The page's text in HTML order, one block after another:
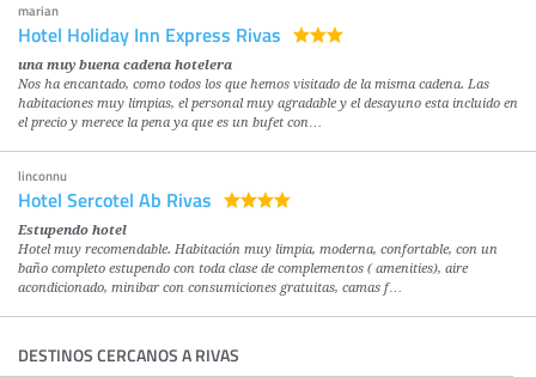
marian
Hotel Holiday Inn Express Rivas
una muy buena cadena hotelera
Nos ha encantado, como todos los que hemos visitado de la misma cadena. Las
habitaciones muy limpias, el personal muy agradable y el desayuno esta incluido en
el precio y merece la pena ya que es un bufet con…
linconnu
Hotel Sercotel Ab Rivas
Estupendo hotel
Hotel muy recomendable. Habitación muy limpia, moderna, confortable, con un
baño completo estupendo con toda clase de complementos ( amenities), aire
acondicionado, minibar con consumiciones gratuitas, camas f…
DESTINOS CERCANOS A RIVAS